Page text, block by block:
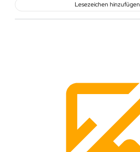
Lesezeichen hinzufügen